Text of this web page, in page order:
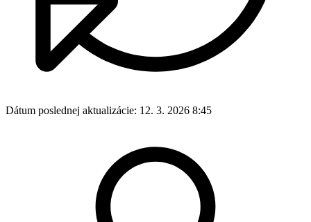
Dátum poslednej aktualizácie: 12. 3. 2026 8:45